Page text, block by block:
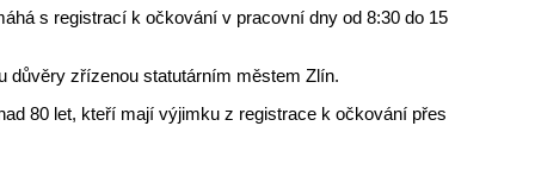
s registrací k očkování v pracovní dny od 8:30 do 15
důvěry zřízenou statutárním městem Zlín.
80 let, kteří mají výjimku z registrace k očkování přes